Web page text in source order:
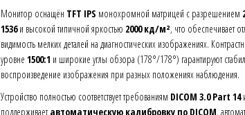
Монитор оснащён TFT IPS монохромной матрицей с разрешением
1536и высокой типичной яркостью 2000 кд/м², что обеспечивает
видимость мелких деталей на диагностических изображениях.
уровне 1500:1 и широкие углы обзора (178°/178°) гарантируют
воспроизведение изображения при разных положениях наблюдения.
Устройство полностью соответствует требованиям DICOM 3.0 Part 14
поддерживаетавтоматическую калибровку по DICOM,